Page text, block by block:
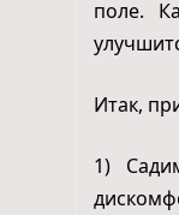
поле.
Итак,
1)